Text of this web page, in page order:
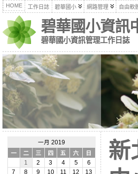
HOME 工作日誌 碧華國小 網路管理 自由軟
碧華國小資訊
碧華國小資訊管理工作日誌
一月 2019
一
二 三 四 五 六
日
1
2 3 4 5
6
7
8 9 10 11 12
13
新